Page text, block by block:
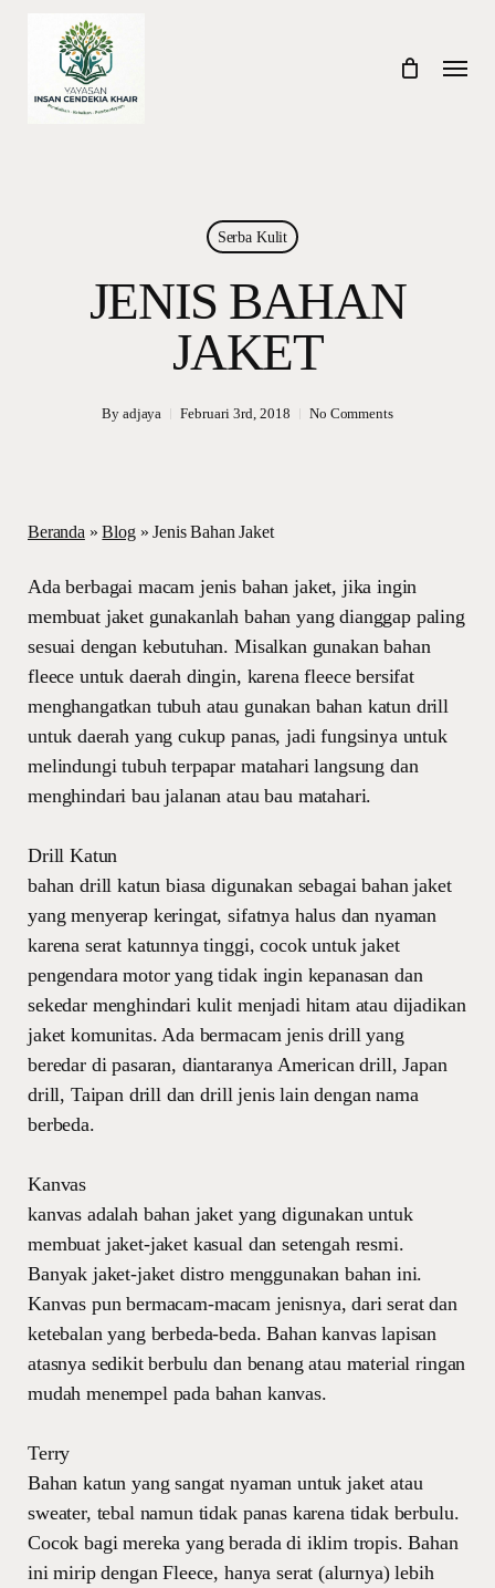
content
Menu
Serba Kulit
JENIS BAHAN
JAKET
By adjaya Februari 3rd, 2018 No Comments
Beranda »Blog»Jenis Bahan Jaket
Ada berbagai macam jenis bahan jaket, jika ingin
membuat jaket gunakanlah bahan yang dianggap paling
sesuai dengan kebutuhan. Misalkan gunakan bahan
fleece untuk daerah dingin, karena fleece bersifat
menghangatkan tubuh atau gunakan bahan katun drill
untuk daerah yang cukup panas, jadi fungsinya untuk
melindungi tubuh terpapar matahari langsung dan
menghindari bau jalanan atau bau matahari.
Drill Katun
bahan drill katun biasa digunakan sebagai bahan jaket
yang menyerap keringat, sifatnya halus dan nyaman
karena serat katunnya tinggi, cocok untuk jaket
pengendara motor yang tidak ingin kepanasan dan
sekedar menghindari kulit menjadi hitam atau dijadikan
jaket komunitas. Ada bermacam jenis drill yang
beredar di pasaran, diantaranya American drill, Japan
drill, Taipan drill dan drill jenis lain dengan nama
berbeda.
Kanvas
kanvas adalah bahan jaket yang digunakan untuk
membuat jaket-jaket kasual dan setengah resmi.
Banyak jaket-jaket distro menggunakan bahan ini.
Kanvas pun bermacam-macam jenisnya, dari serat dan
ketebalan yang berbeda-beda. Bahan kanvas lapisan
atasnya sedikit berbulu dan benang atau material ringan
mudah menempel pada bahan kanvas.
Terry
Bahan katun yang sangat nyaman untuk jaket atau
sweater, tebal namun tidak panas karena tidak berbulu.
Cocok bagi mereka yang berada di iklim tropis. Bahan
ini mirip dengan Fleece, hanya serat (alurnya) lebih